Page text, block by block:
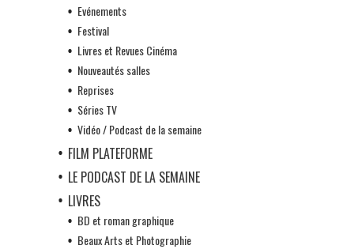
Evénements
Festival
Livres et Revues Cinéma
Nouveautés salles
Reprises
Séries TV
Vidéo / Podcast de la semaine
FILM PLATEFORME
LE PODCAST DE LA SEMAINE
LIVRES
BD et roman graphique
Beaux Arts et Photographie